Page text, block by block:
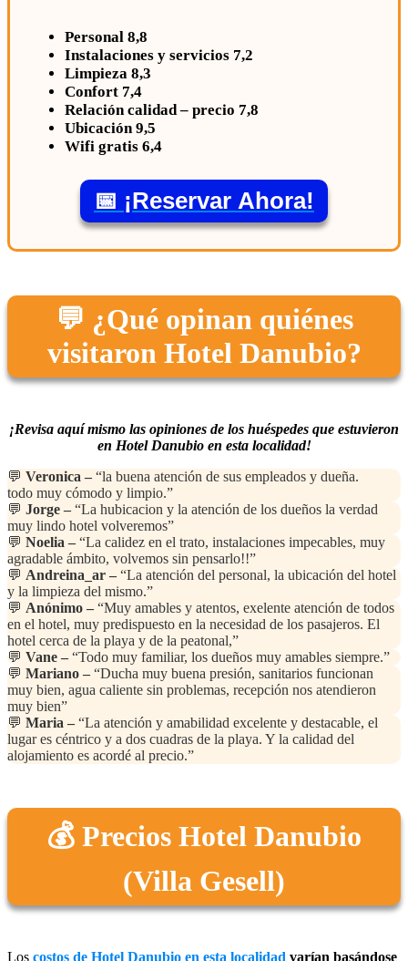
Personal 8,8
Instalaciones y servicios 7,2
Limpieza 8,3
Confort 7,4
Relación calidad – precio 7,8
Ubicación 9,5
Wifi gratis 6,4
📅 ¡Reservar Ahora!
💬 ¿Qué opinan quiénes
visitaron Hotel Danubio?
¡Revisa aquí mismo las opiniones de los huéspedes que estuvieron
en Hotel Danubio en esta localidad!
💬 Veronica – “la buena atención de sus empleados y dueña.
todo muy cómodo y limpio.”
💬 Jorge – “La hubicacion y la atención de los dueños la verdad
muy lindo hotel volveremos”
💬 Noelia – “La calidez en el trato, instalaciones impecables, muy
agradable ámbito, volvemos sin pensarlo!!”
💬 Andreina_ar – “La atención del personal, la ubicación del hotel
y la limpieza del mismo.”
💬 Anónimo – “Muy amables y atentos, exelente atención de todos
en el hotel, muy predispuesto en la necesidad de los pasajeros. El
hotel cerca de la playa y de la peatonal,”
💬 Vane – “Todo muy familiar, los dueños muy amables siempre.”
💬 Mariano – “Ducha muy buena presión, sanitarios funcionan
muy bien, agua caliente sin problemas, recepción nos atendieron
muy bien”
💬 Maria – “La atención y amabilidad excelente y destacable, el
lugar es céntrico y a dos cuadras de la playa. Y la calidad del
alojamiento es acordé al precio.”
💰 Precios Hotel Danubio
(Villa Gesell)
Los costos de Hotel Danubio en esta localidad varían basándose